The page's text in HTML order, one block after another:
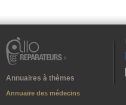
Annuaires à thèmes
Annuaire des médecins